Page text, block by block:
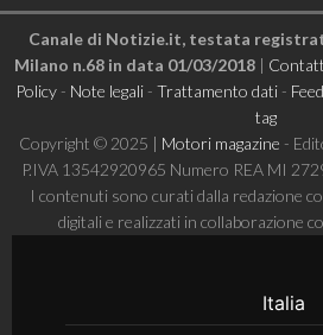
Canale di Notizie.it, testata
Milano n.68 in data 01/03/2018|
Policy- Note legali- Trattamento dati-
tag
Copyright © 2025 | Motori magazine -
P.IVA 13542920965 Numero REA MI
I contenuti sono curati dalla redazione
digitali e realizzati in collaborazione
Italia